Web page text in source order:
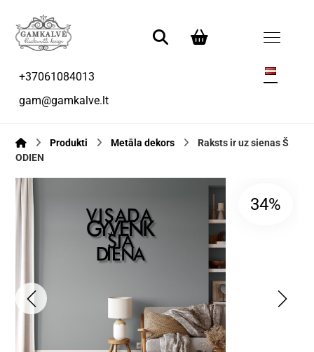
+37061084013
gam@gamkalve.lt
Produkti Metāla dekors
Raksts ir uz sienas Š
ODIEN
34%